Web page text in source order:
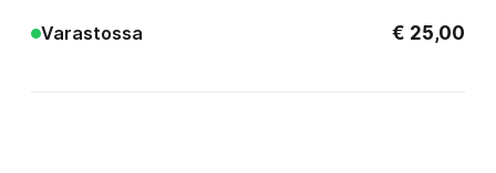
Varastossa € 25,00